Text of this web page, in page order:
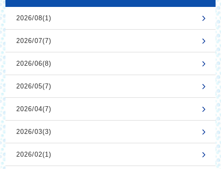
2026/08(1)
2026/07(7)
2026/06(8)
2026/05(7)
2026/04(7)
2026/03(3)
2026/02(1)